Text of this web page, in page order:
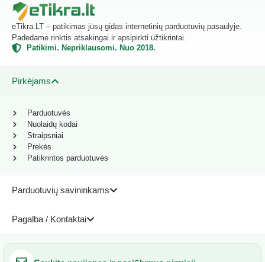
eTikra.LT – patikimas jūsų gidas internetinių parduotuvių pasaulyje.
Padedame rinktis atsakingai ir apsipirkti užtikrintai.
Patikimi. Nepriklausomi. Nuo 2018.
Pirkėjams
Parduotuvių savininkams
Pagalba / Kontaktai
Parduotuvės
Nuolaidų kodai
Straipsniai
Prekės
Patikrintos parduotuvės